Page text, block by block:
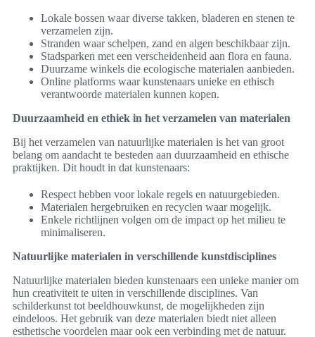
Lokale bossen waar diverse takken, bladeren en stenen te
verzamelen zijn.
Stranden waar schelpen, zand en algen beschikbaar zijn.
Stadsparken met een verscheidenheid aan flora en fauna.
Duurzame winkels die ecologische materialen aanbieden.
Online platforms waar kunstenaars unieke en ethisch
verantwoorde materialen kunnen kopen.
Duurzaamheid en ethiek in het verzamelen van materialen
Bij het verzamelen van natuurlijke materialen is het van groot
belang om aandacht te besteden aan duurzaamheid en ethische
praktijken. Dit houdt in dat kunstenaars:
Respect hebben voor lokale regels en natuurgebieden.
Materialen hergebruiken en recyclen waar mogelijk.
Enkele richtlijnen volgen om de impact op het milieu te
minimaliseren.
Natuurlijke materialen in verschillende kunstdisciplines
Natuurlijke materialen bieden kunstenaars een unieke manier om
hun creativiteit te uiten in verschillende disciplines. Van
schilderkunst tot beeldhouwkunst, de mogelijkheden zijn
eindeloos. Het gebruik van deze materialen biedt niet alleen
esthetische voordelen maar ook een verbinding met de natuur.